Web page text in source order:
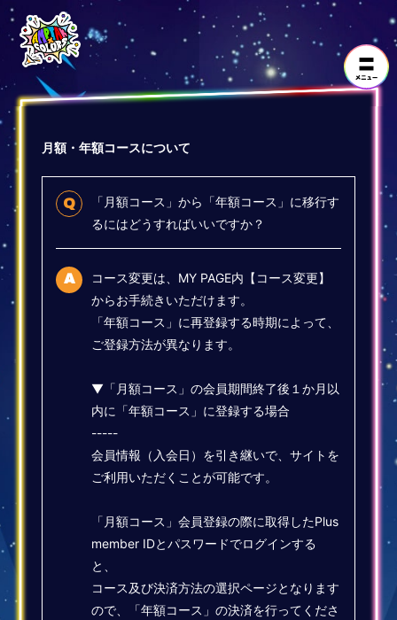
月額・年額コースについて
Q
「月額コース」から「年額コース」に移行す
るにはどうすればいいですか？
A
コース変更は、MY PAGE内【コース変更】
からお手続きいただけます。
「年額コース」に再登録する時期によって、
ご登録方法が異なります。
▼「月額コース」の会員期間終了後１か月以
内に「年額コース」に登録する場合
-----
会員情報（入会日）を引き継いで、サイトを
ご利用いただくことが可能です。
「月額コース」会員登録の際に取得したPlus
member IDとパスワードでログインする
と、
コース及び決済方法の選択ページとなります
ので、「年額コース」の決済を行ってくださ